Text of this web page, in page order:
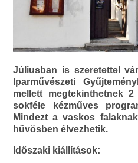
Júliusban is szeretettel
Iparművészeti
mellett megtekinthetnek
sokféle kézműves
Mindezt a vaskos
hűvösben élvezhetik.
Időszaki kiállítások: